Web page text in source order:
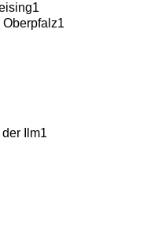
1
Oberpfalz1
Ilm1